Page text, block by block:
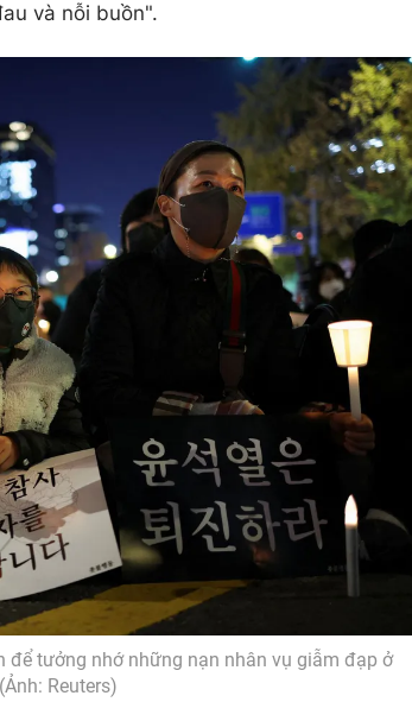
và nỗi buồn".
tưởng nhớ những nạn nhân vụ giẫm đạp ở
Reuters)